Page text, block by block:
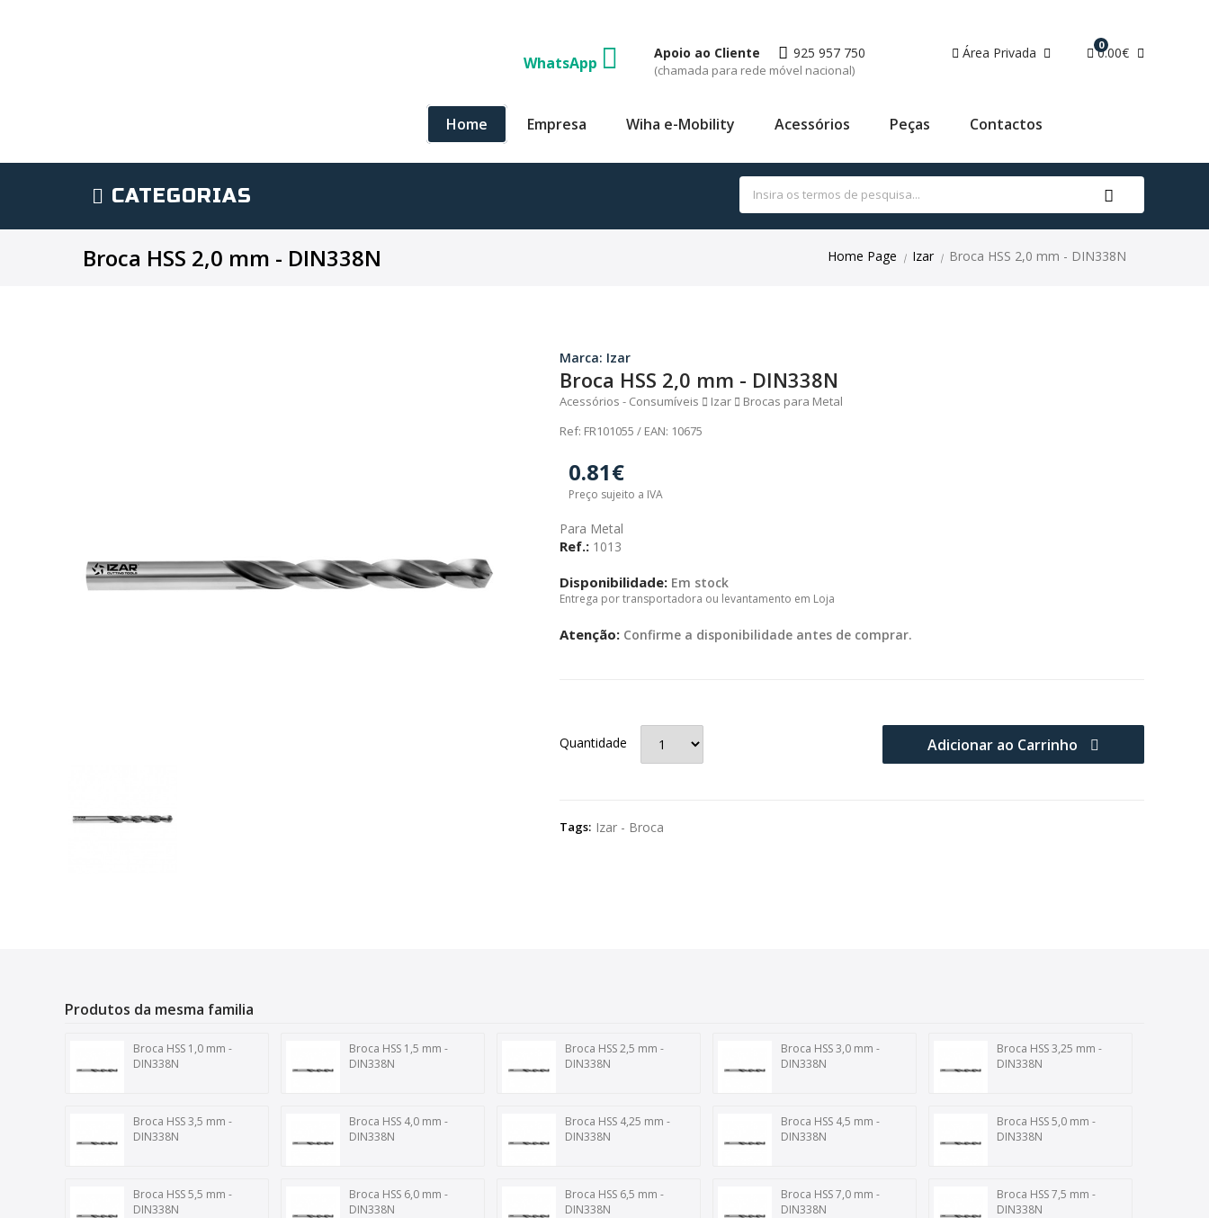
WhatsApp
Apoio ao Cliente 925 957 750
(chamada para rede móvel nacional)
Área Privada 0
0.00€
Home Empresa Wiha e-Mobility Acessórios Peças Contactos
CATEGORIAS
Home Page | Izar | Broca HSS 2,0 mm - DIN338N
Broca HSS 2,0 mm - DIN338N
Marca: Izar
Broca HSS 2,0 mm - DIN338N
Acessórios - Consumíveis Izar
Brocas para Metal
Ref: FR101055 / EAN: 10675
0.81€
Preço sujeito a IVA
Para Metal
Ref.: 1013
Disponibilidade: Em stock
Entrega por transportadora ou levantamento em Loja
Atenção: Confirme a disponibilidade antes de comprar.
Quantidade Adicionar ao Carrinho
Tags: Izar - Broca
Produtos da mesma familia
Broca HSS 1,0 mm -
DIN338N
Broca HSS 1,5 mm -
DIN338N
Broca HSS 2,5 mm -
DIN338N
Broca HSS 3,0 mm -
DIN338N
Broca HSS 3,25 mm -
DIN338N
Broca HSS 3,5 mm -
DIN338N
Broca HSS 4,0 mm -
DIN338N
Broca HSS 4,25 mm -
DIN338N
Broca HSS 4,5 mm -
DIN338N
Broca HSS 5,0 mm -
DIN338N
Broca HSS 5,5 mm -
DIN338N
Broca HSS 6,0 mm -
DIN338N
Broca HSS 6,5 mm -
DIN338N
Broca HSS 7,0 mm -
DIN338N
Broca HSS 7,5 mm -
DIN338N